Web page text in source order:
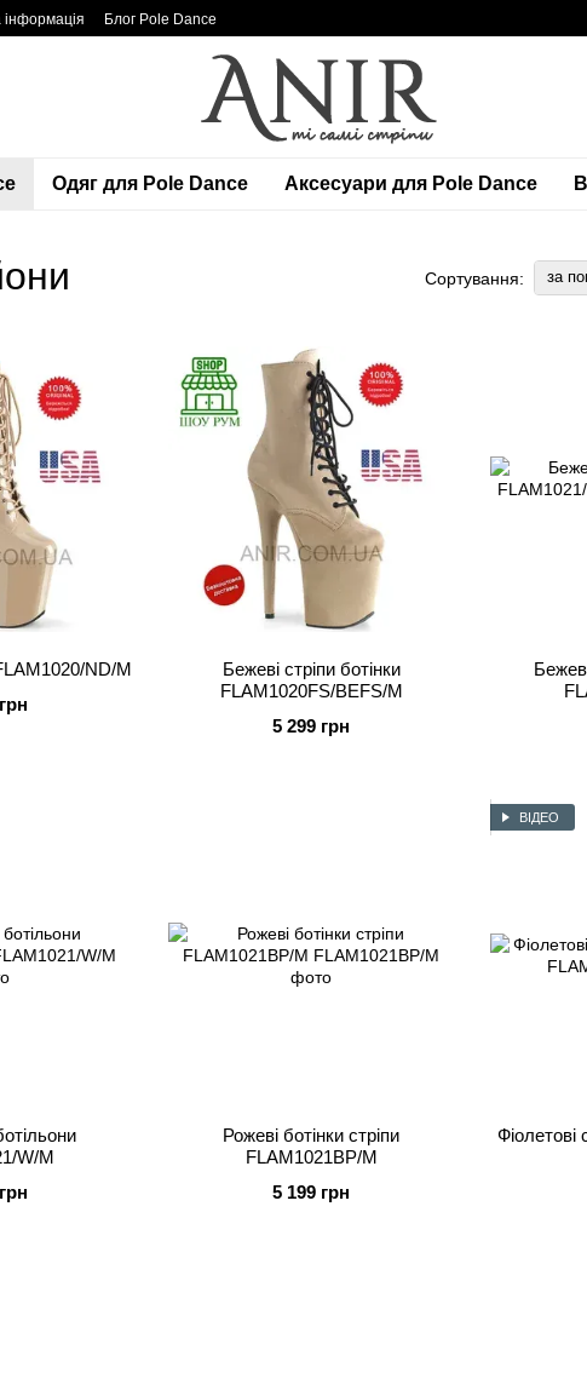
інформація Блог Pole Dance
Одяг для Pole Dance Аксесуари для Pole Dance
Сортування: за
ND/M
Бежеві стріпи ботінки
FLAM1020FS/BEFS/M
5 299 грн
W/M
Рожеві ботінки стріпи
FLAM1021BP/M
5 199 грн
ВІДЕО
Фіолетові